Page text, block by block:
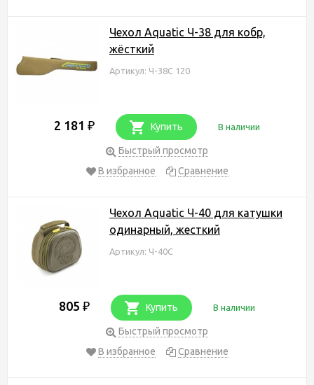
Чехол Aquatic Ч-38 для кобр,
жёсткий
Артикул: Ч-38С 120
2 181 ₽ Купить В наличии
Быстрый просмотр
В избранное
Сравнение
Чехол Aquatic Ч-40 для катушки
одинарный, жесткий
Артикул: Ч-40С
805 ₽ Купить В наличии
Быстрый просмотр
В избранное
Сравнение